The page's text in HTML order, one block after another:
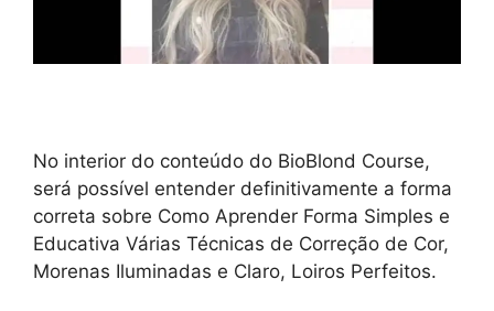
No interior do conteúdo do BioBlond Course,
será possível entender definitivamente a forma
correta sobre Como Aprender Forma Simples e
Educativa Várias Técnicas de Correção de Cor,
Morenas Iluminadas e Claro, Loiros Perfeitos.